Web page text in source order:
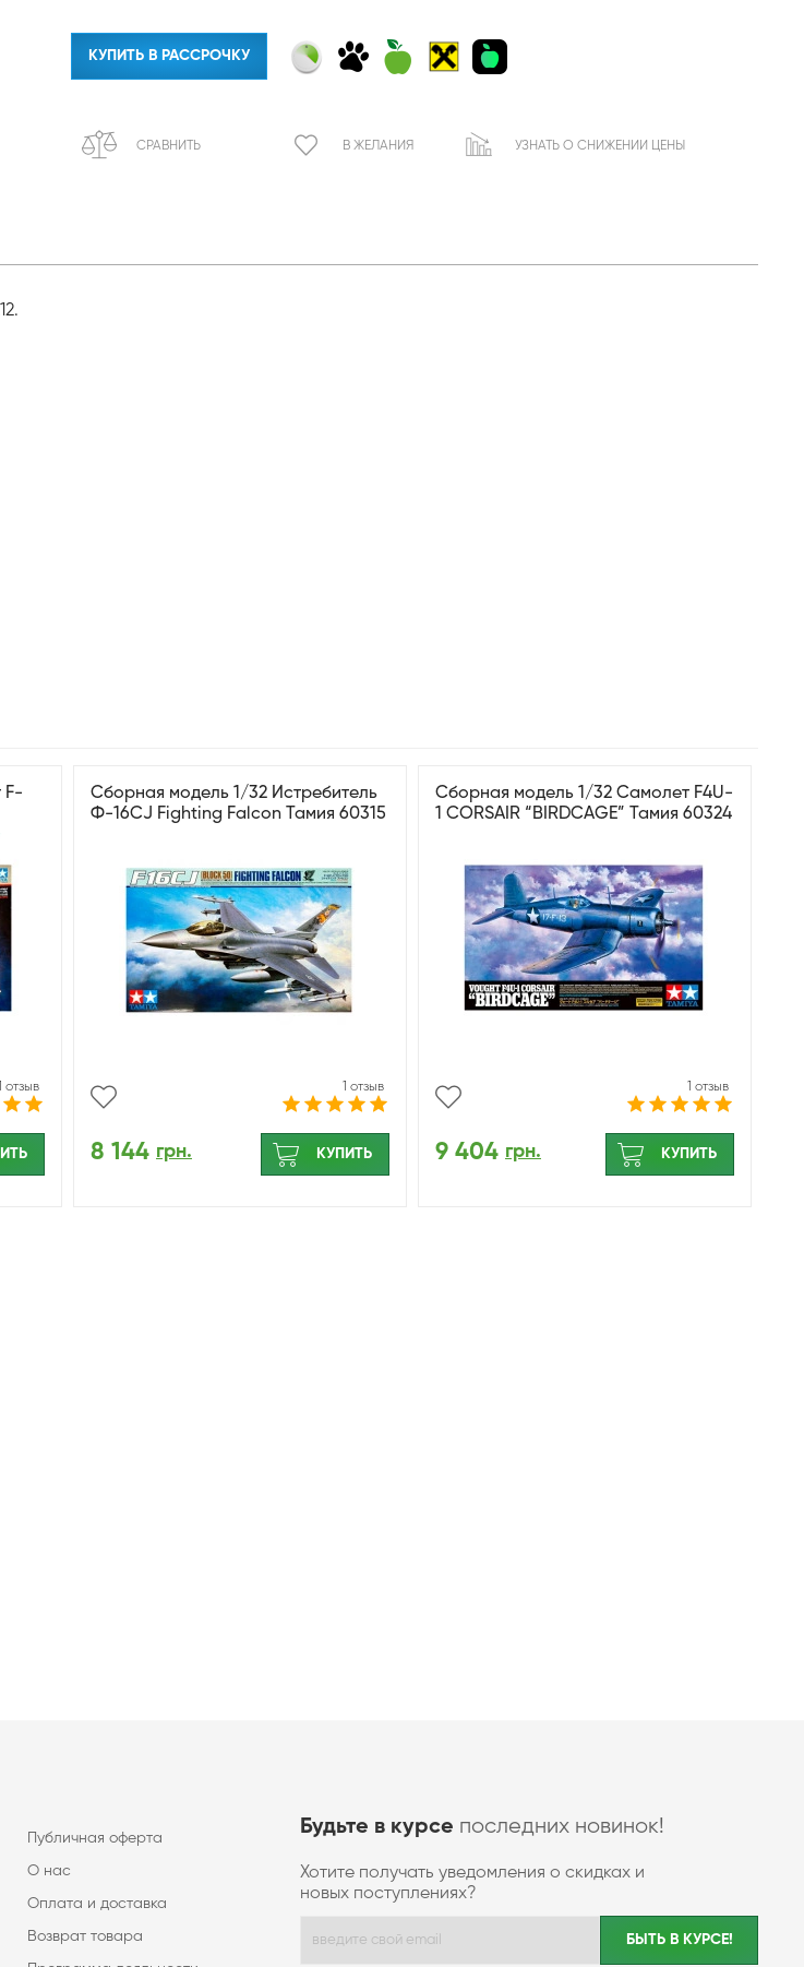
КУПИТЬ В РАССРОЧКУ
СРАВНИТЬ В ЖЕЛАНИЯ УЗНАТЬ О СНИЖЕНИИ ЦЕНЫ
F-
отзыв
Сборная модель 1/32 Истребитель
Ф-16CJ Fighting Falcon Тамия 60315
1 отзыв
8 144 грн. КУПИТЬ
Сборная модель 1/32 Самолет F4U-
1 CORSAIR “BIRDCAGE” Тамия 60324
1 отзыв
9 404 грн. КУПИТЬ
Публичная оферта
О нас
Оплата и доставка
Возврат товара
Будьте в курсе последних новинок!
Хотите получать уведомления о скидках и
новых поступлениях?